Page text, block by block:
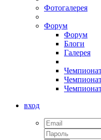
Фотогалерея
Форум
Форум
Блоги
Галерея
вход